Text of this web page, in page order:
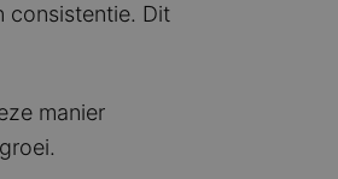
consistentie. Dit
manier